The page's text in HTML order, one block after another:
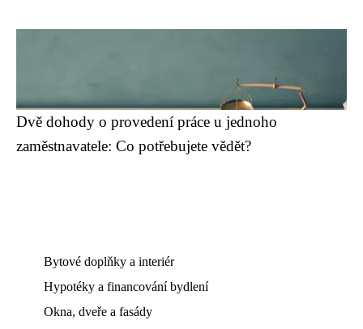
Dvě dohody o provedení práce u jednoho
zaměstnavatele: Co potřebujete vědět?
Bytové doplňky a interiér
Hypotéky a financování bydlení
Okna, dveře a fasády